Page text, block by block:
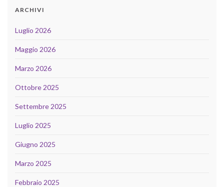
ARCHIVI
Luglio 2026
Maggio 2026
Marzo 2026
Ottobre 2025
Settembre 2025
Luglio 2025
Giugno 2025
Marzo 2025
Febbraio 2025